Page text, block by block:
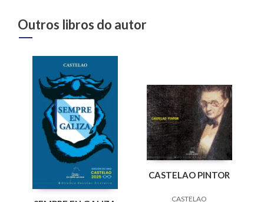
Outros libros do autor
CASTELAO PINTOR
CASTELAO